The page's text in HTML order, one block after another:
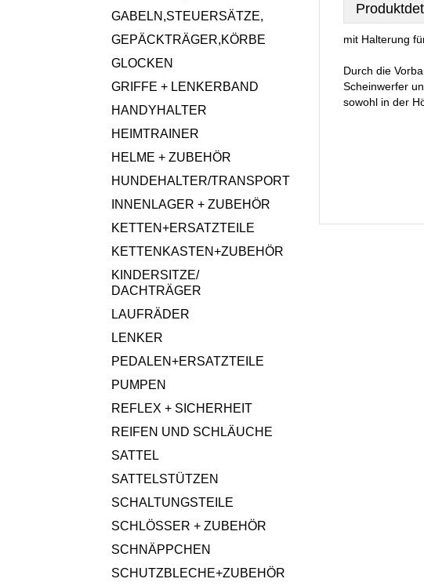
GABELN,STEUERSÄTZE,
GEPÄCKTRÄGER,KÖRBE
GLOCKEN
GRIFFE + LENKERBAND
HANDYHALTER
HEIMTRAINER
HELME + ZUBEHÖR
HUNDEHALTER/TRANSPORT
INNENLAGER + ZUBEHÖR
KETTEN+ERSATZTEILE
KETTENKASTEN+ZUBEHÖR
KINDERSITZE/
DACHTRÄGER
LAUFRÄDER
LENKER
PEDALEN+ERSATZTEILE
PUMPEN
REFLEX + SICHERHEIT
REIFEN UND SCHLÄUCHE
SATTEL
SATTELSTÜTZEN
SCHALTUNGSTEILE
SCHLÖSSER + ZUBEHÖR
SCHNÄPPCHEN
SCHUTZBLECHE+ZUBEHÖR
mit Halterung
Durch die
Scheinwerfer
sowohl in der